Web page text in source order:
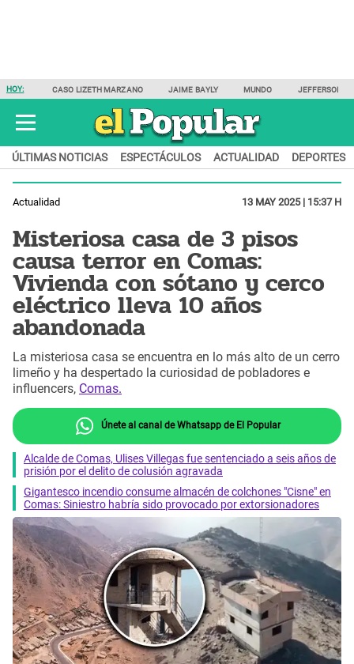
HOY: CASO LIZETH MARZANO JAIME BAYLY MUNDO JEFFERSON
ÚLTIMAS NOTICIAS ESPECTÁCULOS ACTUALIDAD DEPORTES
Actualidad 13 MAY 2025 | 15:37 H
Misteriosa casa de 3 pisos
causa terror en Comas:
Vivienda con sótano y cerco
eléctrico lleva 10 años
abandonada
La misteriosa casa se encuentra en lo más alto de un cerro
limeño y ha despertado la curiosidad de pobladores e
influencers, Comas.
Únete al canal de Whatsapp de El Popular
Alcalde de Comas, Ulises Villegas fue sentenciado a seis años de
prisión por el delito de colusión agravada
Gigantesco incendio consume almacén de colchones "Cisne" en
Comas: Siniestro habría sido provocado por extorsionadores